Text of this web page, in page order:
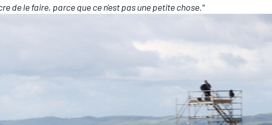
de le faire, parce que ce n'est pas une petite chose."